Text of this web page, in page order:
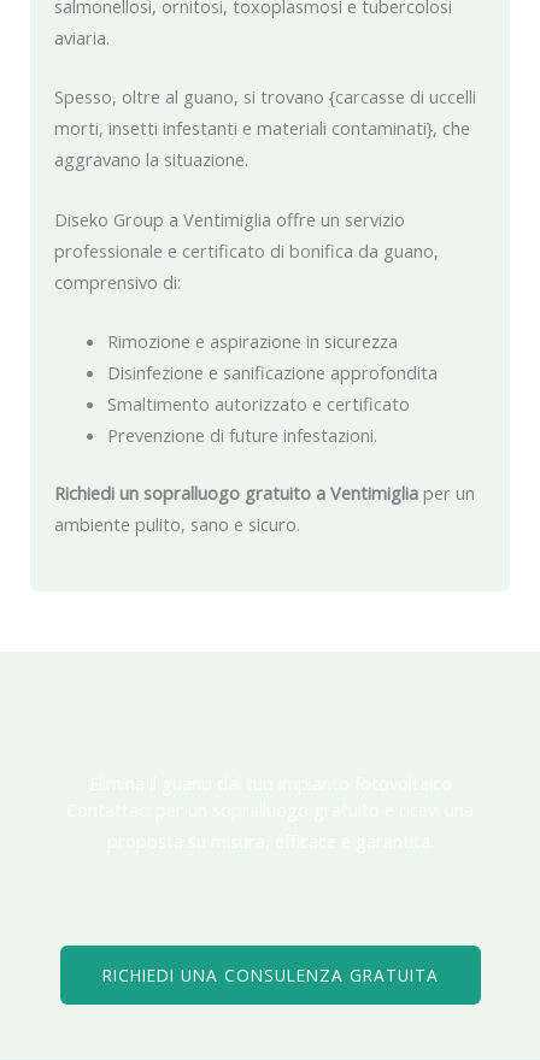
salmonellosi, ornitosi, toxoplasmosi e tubercolosi
aviaria.
Spesso, oltre al guano, si trovano {carcasse di uccelli
morti, insetti infestanti e materiali contaminati}, che
aggravano la situazione.
Diseko Group a Ventimiglia offre un servizio
professionale e certificato di bonifica da guano,
comprensivo di:
Rimozione e aspirazione in sicurezza
Disinfezione e sanificazione approfondita
Smaltimento autorizzato e certificato
Prevenzione di future infestazioni.
Richiedi un sopralluogo gratuito a Ventimiglia per un
ambiente pulito, sano e sicuro.
RICHIEDI UNA CONSULENZA GRATUITA